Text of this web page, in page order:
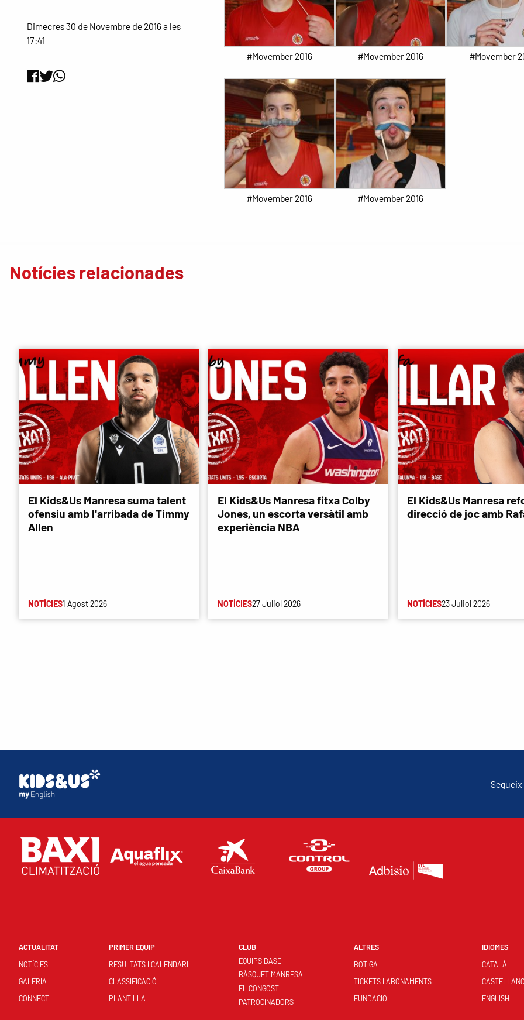
Dimecres 30 de Novembre de 2016 a les
17:41
#Movember 2016 #Movember 2016 #Movember
#Movember 2016 #Movember 2016
Notícies relacionades
El Kids&Us Manresa suma talent
ofensiu amb l'arribada de Timmy
Allen
NOTÍCIES1 Agost 2026
El Kids&Us Manresa fitxa Colby
Jones, un escorta versàtil amb
experiència NBA
NOTÍCIES27 Juliol 2026
El Kids&Us Manresa
direcció de joc amb
NOTÍCIES23 Juliol 2026
Segueix
ACTUALITAT
NOTÍCIES
GALERIA
CONNECT
PRIMER EQUIP
RESULTATS I CALENDARI
CLASSIFICACIÓ
PLANTILLA
CLUB
EQUIPS BASE
BÀSQUET MANRESA
EL CONGOST
PATROCINADORS
ALTRES
BOTIGA
TICKETS I ABONAMENTS
FUNDACIÓ
IDIOMES
CATALÀ
ENGLISH